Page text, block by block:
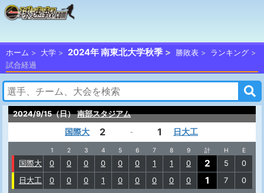
ホーム 大学 2024年 南東北大学秋季 勝敗表
ランキング
試合経過
2024/9/15（日） 南部スタジアム
国際大 2 - 1 日大工
1 2 3 4 5 6 7 8 9 計 H E
国際大 0 0 0 0 0 0 1 1 0 2 5
0
日大工
0 0 0 1 0 0 0 0 0 1 7
0